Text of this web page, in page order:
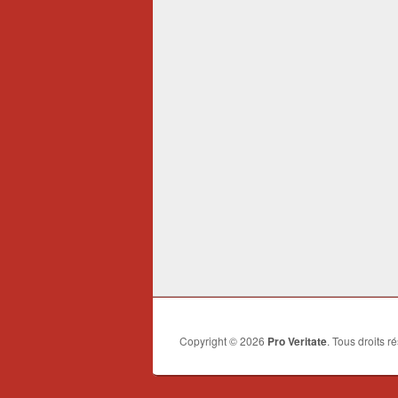
Copyright © 2026 Pro Veritate. Tous droits